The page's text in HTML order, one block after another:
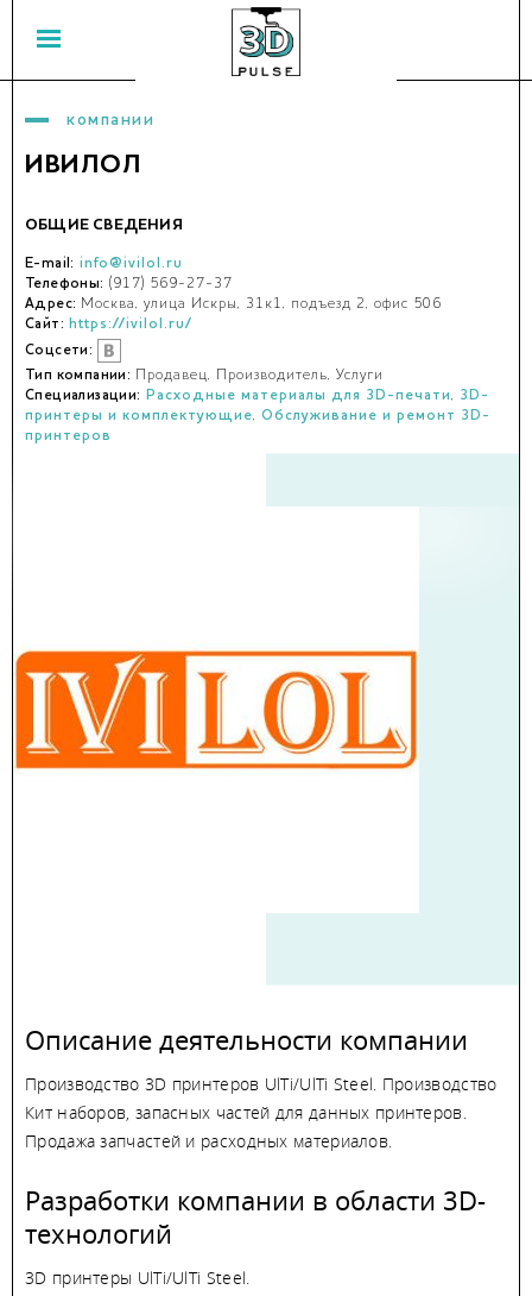
компании
ИВИЛОЛ
ОБЩИЕ СВЕДЕНИЯ
E-mail: info@ivilol.ru
Телефоны: (917) 569-27-37
Адрес: Москва, улица Искры, 31к1, подъезд 2, офис 506
Сайт: https://ivilol.ru/
Соцсети:
Тип компании:
Продавец, Производитель, Услуги
Специализации:
Расходные материалы для 3D-печати, 3D-
принтеры и комплектующие, Обслуживание и ремонт 3D-
принтеров
Описание деятельности компании
Производство 3D принтеров UlTi/UlTi Steel. Производство
Кит наборов, запасных частей для данных принтеров.
Продажа запчастей и расходных материалов.
Разработки компании в области 3D-
технологий
3D принтеры UlTi/UlTi Steel.